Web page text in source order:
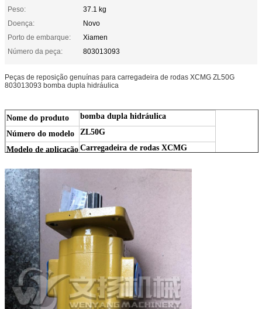
Peso:
37.1 kg
Doença:
Novo
Porto de embarque:
Xiamen
Número da peça:
803013093
Peças de reposição genuínas para carregadeira de rodas XCMG ZL50G
803013093 bomba dupla hidráulica
Nome do produto
bomba dupla hidráulica
Número do modelo
ZL50G
Modelo de aplicação Carregadeira de rodas XCMG
MOQ
Peso
37,1 kg
Quantidade
Genuíno
Origem
China Continental
Pacote
Caixa de madeira ou caixa de papelão
Tempo de entrega
Dentro de 2-5 dias